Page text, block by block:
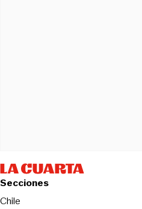
Secciones
Chile